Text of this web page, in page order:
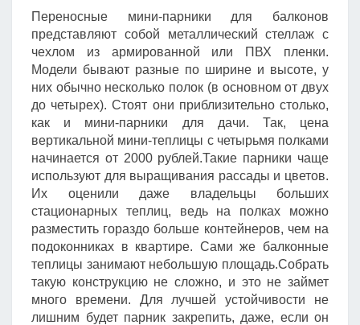
Переносные мини-парники для балконов
представляют собой металлический стеллаж с
чехлом из армированной или ПВХ пленки.
Модели бывают разные по ширине и высоте, у
них обычно несколько полок (в основном от двух
до четырех). Стоят они приблизительно столько,
как и мини-парники для дачи. Так, цена
вертикальной мини-теплицы с четырьмя полками
начинается от 2000 рублей.Такие парники чаще
используют для выращивания рассады и цветов.
Их оценили даже владельцы больших
стационарных теплиц, ведь на полках можно
разместить гораздо больше контейнеров, чем на
подоконниках в квартире. Сами же балконные
теплицы занимают небольшую площадь.Собрать
такую конструкцию не сложно, и это не займет
много времени. Для лучшей устойчивости не
лишним будет парник закрепить, даже, если он